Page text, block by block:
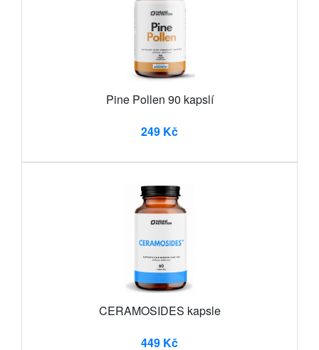
Pine Pollen 90 kapslí
249 Kč
CERAMOSIDES kapsle
449 Kč